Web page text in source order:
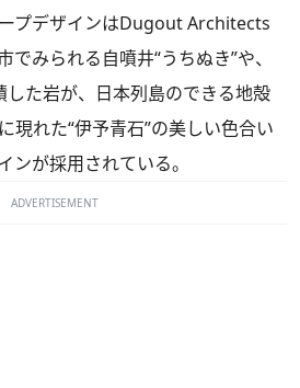
プデザインはDugout Architects
みられる⾃噴井“うちぬき”や、
た岩が、⽇本列島のできる地殻
現れた“伊予⻘⽯”の美しい⾊合い
ンが採用されている。
ADVERTISEMENT